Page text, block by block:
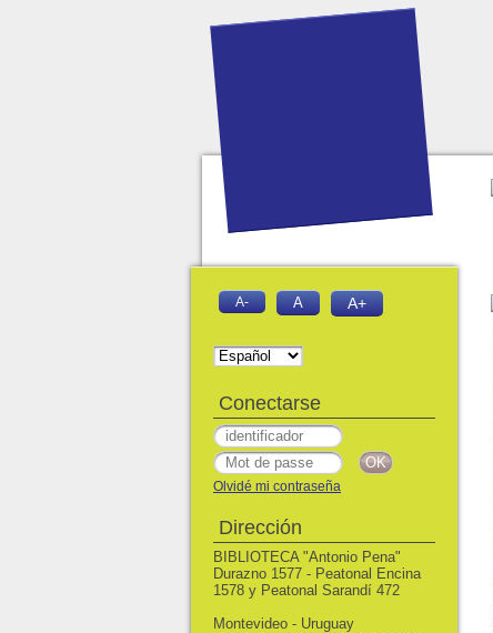
A- A A+
Conectarse
Olvidé mi contraseña
Dirección
BIBLIOTECA "Antonio Pena"
Durazno 1577 - Peatonal Encina
1578 y Peatonal Sarandí 472
Montevideo - Uruguay